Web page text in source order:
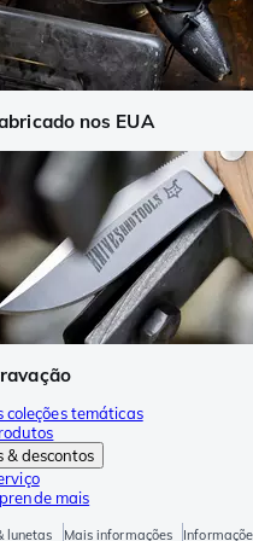
nos EUA
coleções temáticas
& descontos
mais
lunetas Mais informações